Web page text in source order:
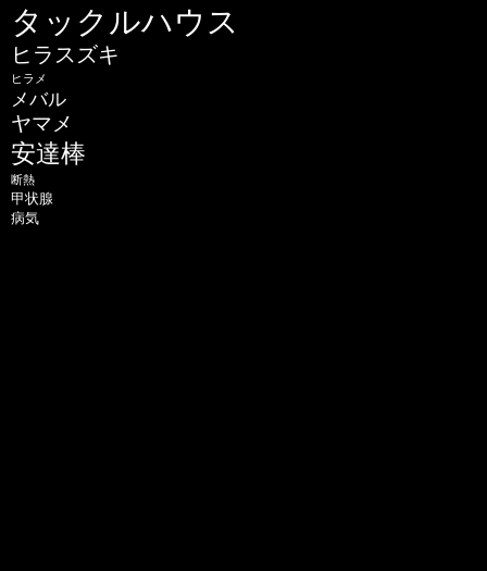
タックルハウス
ヒラスズキ
ヒラメ
メバル
ヤマメ
安達棒
断熱
甲状腺
病気